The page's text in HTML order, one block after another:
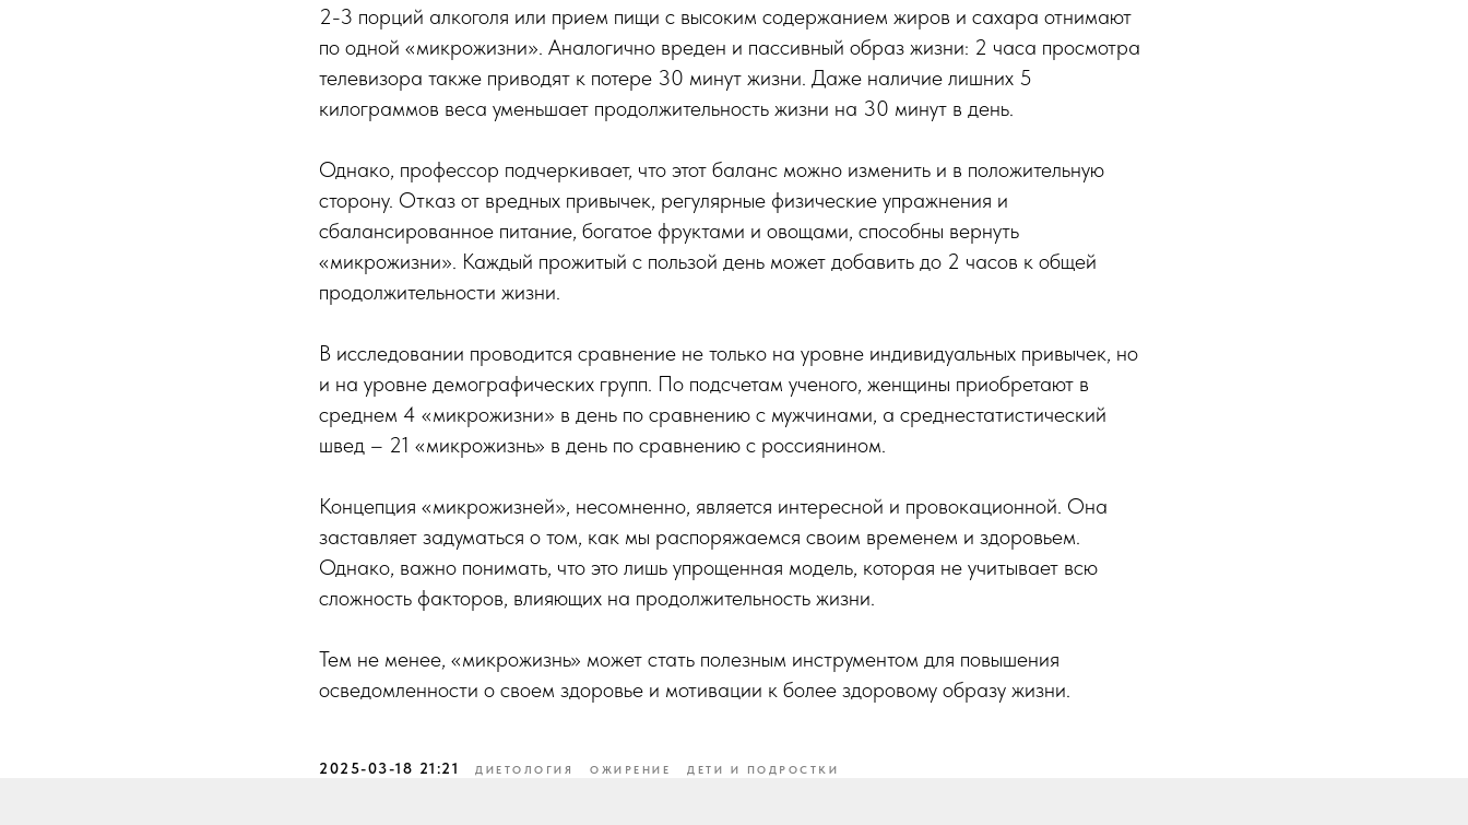
2-3 порций алкоголя или прием пищи с высоким содержанием жиров и сахара отнимают
по одной «микрожизни». Аналогично вреден и пассивный образ жизни: 2 часа просмотра
телевизора также приводят к потере 30 минут жизни. Даже наличие лишних 5
килограммов веса уменьшает продолжительность жизни на 30 минут в день.
Однако, профессор подчеркивает, что этот баланс можно изменить и в положительную
сторону. Отказ от вредных привычек, регулярные физические упражнения и
сбалансированное питание, богатое фруктами и овощами, способны вернуть
«микрожизни». Каждый прожитый с пользой день может добавить до 2 часов к общей
продолжительности жизни.
В исследовании проводится сравнение не только на уровне индивидуальных привычек, но
и на уровне демографических групп. По подсчетам ученого, женщины приобретают в
среднем 4 «микрожизни» в день по сравнению с мужчинами, а среднестатистический
швед – 21 «микрожизнь» в день по сравнению с россиянином.
Концепция «микрожизней», несомненно, является интересной и провокационной. Она
заставляет задуматься о том, как мы распоряжаемся своим временем и здоровьем.
Однако, важно понимать, что это лишь упрощенная модель, которая не учитывает всю
сложность факторов, влияющих на продолжительность жизни.
Тем не менее, «микрожизнь» может стать полезным инструментом для повышения
осведомленности о своем здоровье и мотивации к более здоровому образу жизни.
2025-03-18 21:21 ДИЕТОЛОГИЯ ОЖИРЕНИЕ ДЕТИ И ПОДРОСТКИ